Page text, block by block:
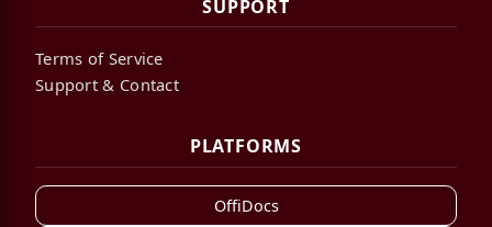
SUPPORT
Terms of Service
Support & Contact
PLATFORMS
OffiDocs